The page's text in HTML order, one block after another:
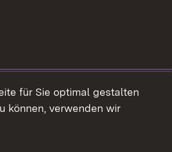
für Sie optimal gestalten
können, verwenden wir